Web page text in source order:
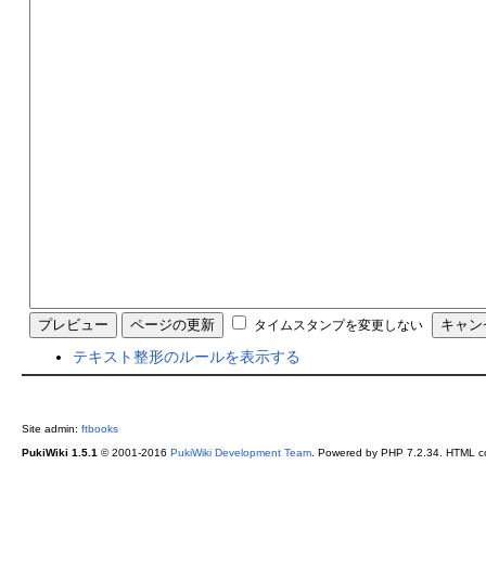
タイムスタンプを変更しない
テキスト整形のルールを表示する
Site admin: ftbooks
PukiWiki 1.5.1 © 2001-2016 PukiWiki Development Team. Powered by PHP 7.2.34. HTML